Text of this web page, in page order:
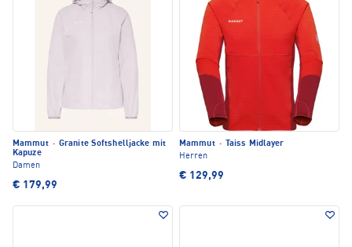
Mammut · Granite Softshelljacke mit
Kapuze
Damen
€ 179,99
Mammut ·
Taiss Midlayer
Herren
€ 129,99